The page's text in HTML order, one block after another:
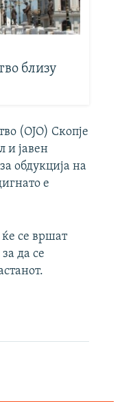
близу
(ОЈО) Скопје
и јавен
обдукција на
е
ќе се вршат
да се